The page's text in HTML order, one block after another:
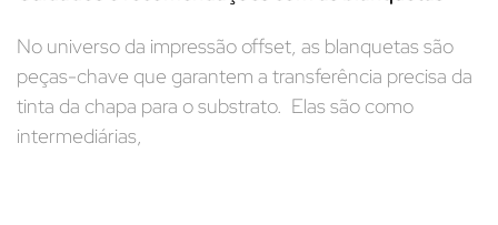
No universo da impressão offset, as blanquetas são
peças-chave que garantem a transferência precisa da
tinta da chapa para o substrato. Elas são como
intermediárias,